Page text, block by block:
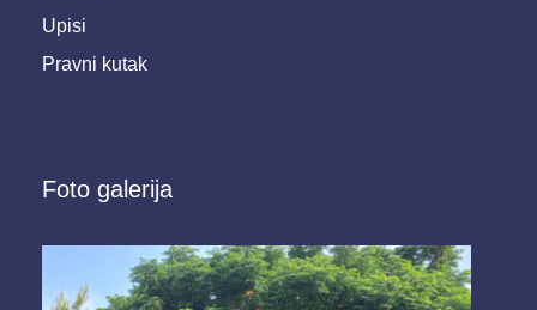
Upisi
Pravni kutak
Foto galerija